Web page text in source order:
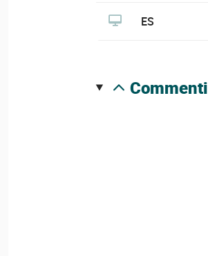
ES
commenti